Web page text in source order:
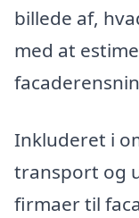
billede af,
med at
Inkluderet i
transport og
firmaer til